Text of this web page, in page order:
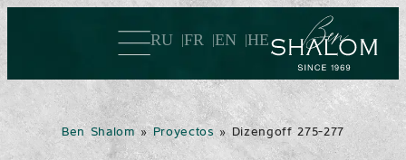
RU FR EN HE
Ben Shalom»Proyectos» Dizengoff 275-277